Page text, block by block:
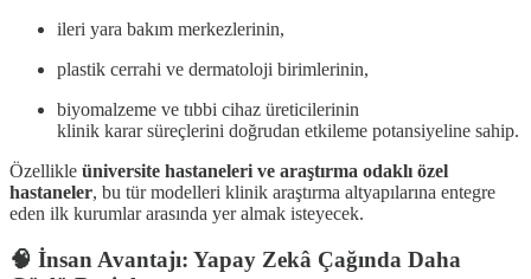
ileri yara bakım merkezlerinin,
plastik cerrahi ve dermatoloji birimlerinin,
biyomalzeme ve tıbbi cihaz üreticilerinin
klinik karar süreçlerini doğrudan etkileme potansiyeline sahip.
Özellikle üniversite hastaneleri ve araştırma odaklı özel
hastaneler, bu tür modelleri klinik araştırma altyapılarına entegre
eden ilk kurumlar arasında yer almak isteyecek.
🧠 İnsan Avantajı: Yapay Zekâ Çağında Daha